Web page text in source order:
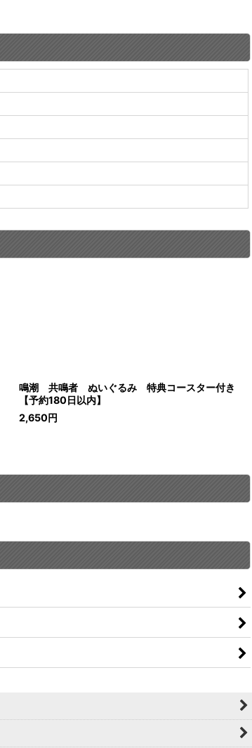
鳴潮 共鳴者 ぬいぐるみ 特典コースター付き
【予約180日以内】
2,650円